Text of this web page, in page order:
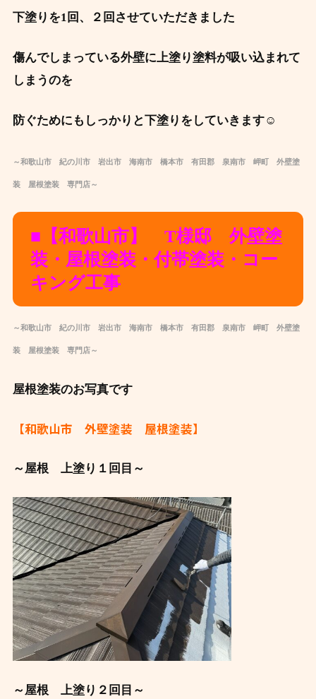
下塗りを1回、２回させていただきました
傷んでしまっている外壁に上塗り塗料が吸い込まれて
しまうのを
防ぐためにもしっかりと下塗りをしていきます☺️
～和歌山市 紀の川市 岩出市 海南市 橋本市 有田郡 泉南市 岬町 外壁塗
装 屋根塗装 専門店～
■【和歌山市】 T様邸 外壁塗
装・屋根塗装・付帯塗装・コー
キング工事
～和歌山市 紀の川市 岩出市 海南市 橋本市 有田郡 泉南市 岬町 外壁塗
装 屋根塗装 専門店～
屋根塗装のお写真です
【和歌山市 外壁塗装 屋根塗装】
～屋根 上塗り１回目～
～屋根 上塗り２回目～